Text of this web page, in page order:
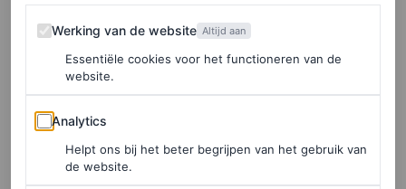
Kate Middleton en Pamela Anderson met dezelfde witte
tas zie je hieronder, zo krijg je zelf ook inspiratie voor
jouw volgende look. Of dat nu naar een kerkdienst is, of
de première van een film.
Werking van de website
Werking van de website Altijd aan
Essentiële cookies voor het functioneren van de
website.
Analytics
Analytics
Helpt ons bij het beter begrijpen van het gebruik van
de website.